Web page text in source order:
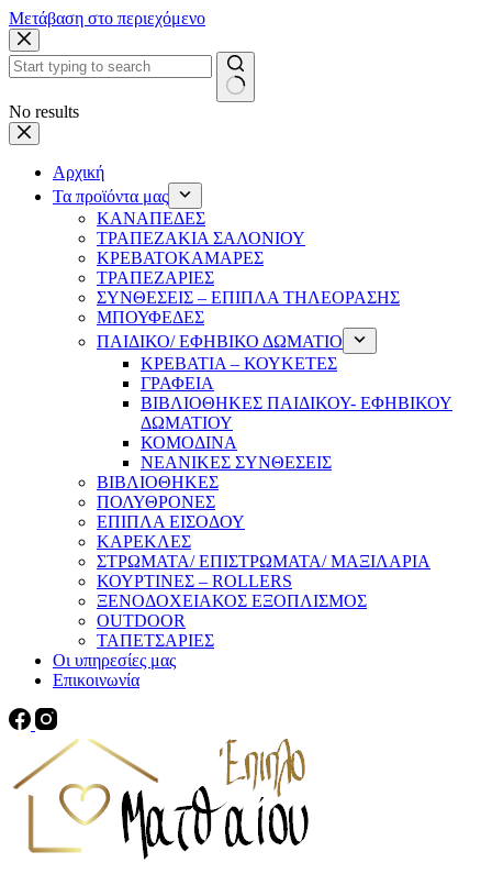
Μετάβαση στο περιεχόμενο
No results
Αρχική
Τα προϊόντα μας
ΚΑΝΑΠΕΔΕΣ
ΤΡΑΠΕΖΑΚΙΑ ΣΑΛΟΝΙΟΥ
ΚΡΕΒΑΤΟΚΑΜΑΡΕΣ
ΤΡΑΠΕΖΑΡΙΕΣ
ΣΥΝΘΕΣΕΙΣ – ΕΠΙΠΛΑ ΤΗΛΕΟΡΑΣΗΣ
ΜΠΟΥΦΕΔΕΣ
ΠΑΙΔΙΚΟ/ ΕΦΗΒΙΚΟ ΔΩΜΑΤΙΟ
ΚΡΕΒΑΤΙΑ – ΚΟΥΚΕΤΕΣ
ΓΡΑΦΕΙΑ
ΒΙΒΛΙΟΘΗΚΕΣ ΠΑΙΔΙΚΟΥ- ΕΦΗΒΙΚΟΥ
ΔΩΜΑΤΙΟΥ
ΚΟΜΟΔΙΝΑ
ΝΕΑΝΙΚΕΣ ΣΥΝΘΕΣΕΙΣ
ΒΙΒΛΙΟΘΗΚΕΣ
ΠΟΛΥΘΡΟΝΕΣ
ΕΠΙΠΛΑ ΕΙΣΟΔΟΥ
ΚΑΡΕΚΛΕΣ
ΣΤΡΩΜΑΤΑ/ ΕΠΙΣΤΡΩΜΑΤΑ/ ΜΑΞΙΛΑΡΙΑ
ΚΟΥΡΤΙΝΕΣ – ROLLERS
ΞΕΝΟΔΟΧΕΙΑΚΟΣ ΕΞΟΠΛΙΣΜΟΣ
OUTDOOR
ΤΑΠΕΤΣΑΡΙΕΣ
Οι υπηρεσίες μας
Επικοινωνία